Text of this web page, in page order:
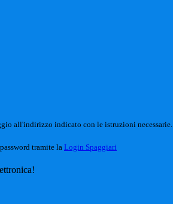
all'indirizzo indicato con le istruzioni necessarie.
tramite la Login Spaggiari